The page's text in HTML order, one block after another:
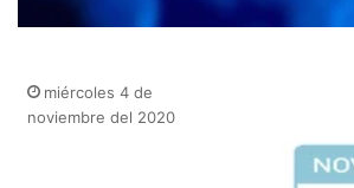
miércoles 4 de
noviembre del 2020